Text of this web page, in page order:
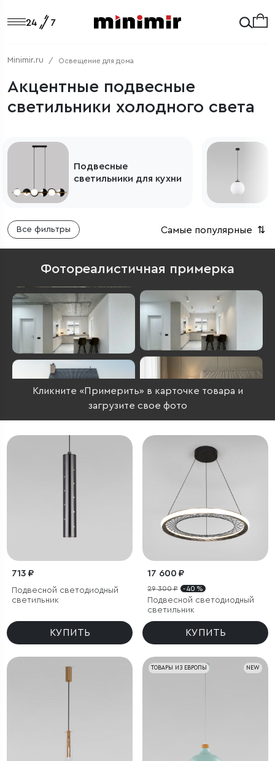
Minimir.ru Освещение для дома
Акцентные подвесные
светильники холодного света
Подвесные
светильники для кухни
Все фильтры Самые популярные ⇅
Фотореалистичная примерка
Кликните «Примерить» в карточке товара и
загрузите свое фото
713 ₽
Подвесной светодиодный
светильник
КУПИТЬ
17 600 ₽
29 300 ₽ - 40 %
Подвесной светодиодный
светильник
КУПИТЬ
NEW
ТОВАРЫ ИЗ ЕВРОПЫ